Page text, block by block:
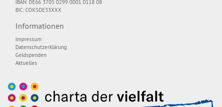
IBAN: DE66 3705 0299 0001 0118 08
BIC: COKSDE33XXX
Informationen
Impressum
Datenschutzerklärung
Geldspenden
Aktuelles